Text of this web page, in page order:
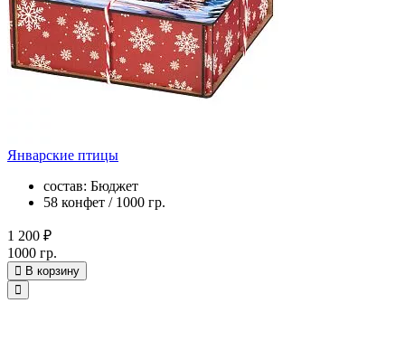
Январские птицы
состав: Бюджет
58 конфет / 1000 гр.
1 200 ₽
1000 гр.
В корзину